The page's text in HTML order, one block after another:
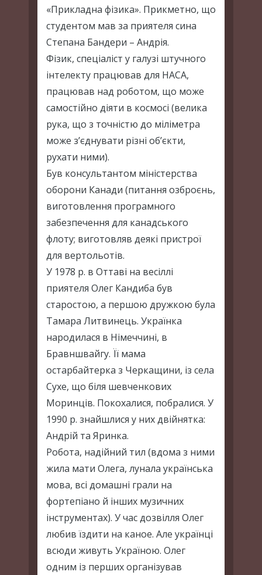
«Прикладна фізика». Прикметно, що
студентом мав за приятеля сина
Степана Бандери – Андрія.
Фізик, спеціаліст у галузі штучного
інтелекту працював для НАСА,
працював над роботом, що може
самостійно діяти в космосі (велика
рука, що з точністю до міліметра
може з’єднувати різні об’єкти,
рухати ними).
Був консультантом міністерства
оборони Канади (питання озброєнь,
виготовлення програмного
забезпечення для канадського
флоту; виготовляв деякі пристрої
для вертольотів.
У 1978 р. в Оттаві на весіллі
приятеля Олег Кандиба був
старостою, а першою дружкою була
Тамара Литвинець. Українка
народилася в Німеччині, в
Бравншвайгу. Її мама
остарбайтерка з Черкащини, із села
Сухе, що біля шевченкових
Моринців. Покохалися, побралися. У
1990 р. знайшлися у них двійнятка:
Андрій та Яринка.
Робота, надійний тил (вдома з ними
жила мати Олега, лунала українська
мова, всі домашні грали на
фортепіано й інших музичних
інструментах). У час дозвілля Олег
любив їздити на каное. Але українці
всюди живуть Україною. Олег
одним із перших організував